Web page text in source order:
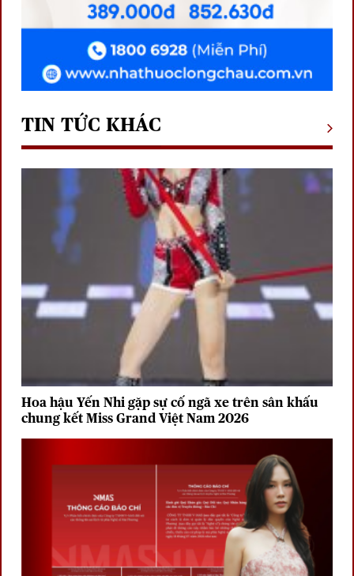
TIN TỨC KHÁC
Hoa hậu Yến Nhi gặp sự cố ngã xe trên sân khấu
chung kết Miss Grand Việt Nam 2026